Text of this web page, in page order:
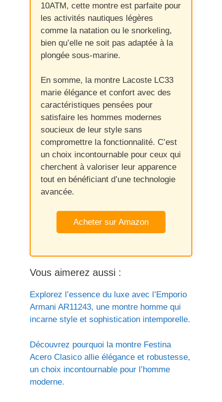
10ATM, cette montre est parfaite pour
les activités nautiques légères
comme la natation ou le snorkeling,
bien qu’elle ne soit pas adaptée à la
plongée sous-marine.
En somme, la montre Lacoste LC33
marie élégance et confort avec des
caractéristiques pensées pour
satisfaire les hommes modernes
soucieux de leur style sans
compromettre la fonctionnalité. C’est
un choix incontournable pour ceux qui
cherchent à valoriser leur apparence
tout en bénéficiant d’une technologie
avancée.
Acheter sur Amazon
Vous aimerez aussi :
Explorez l’essence du luxe avec l’Emporio
Armani AR11243, une montre homme qui
incarne style et sophistication intemporelle.
Découvrez pourquoi la montre Festina
Acero Clasico allie élégance et robustesse,
un choix incontournable pour l’homme
moderne.